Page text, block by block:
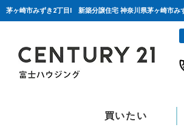
茅ヶ崎市みずき2丁目I 新築分譲住宅 神奈川県茅ヶ崎市み
買いたい